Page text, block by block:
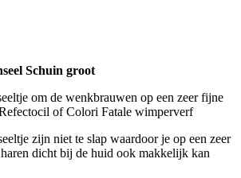
Schuin groot
om de wenkbrauwen op een zeer fijne
of Colori Fatale wimperverf
zijn niet te slap waardoor je op een zeer
dicht bij de huid ook makkelijk kan